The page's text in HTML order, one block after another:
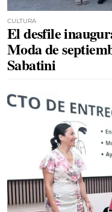
CULTURA
El desfile
Moda de
Sabatini